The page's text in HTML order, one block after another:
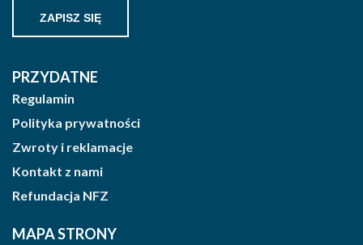
PRZYDATNE
Regulamin
Polityka prywatności
Zwroty i reklamacje
Kontakt z nami
Refundacja NFZ
MAPA STRONY